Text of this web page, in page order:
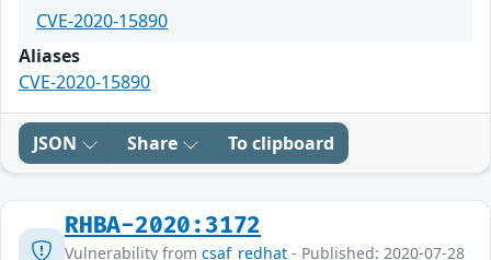
CVE-2020-15890
Aliases
CVE-2020-15890
JSON Share To clipboard
RHBA-2020:3172
Vulnerability from csaf_redhat - Published: 2020-07-28